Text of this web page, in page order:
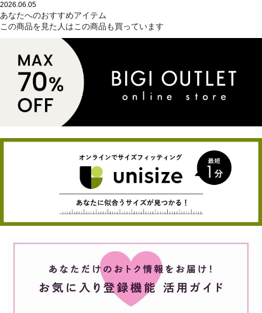
2026.06.05
あなたへのおすすめアイテム
この商品を見た人はこの商品も買っています